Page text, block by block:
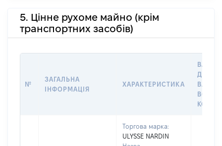
5. Цінне рухоме майно (крім
транспортних засобів)
№
ЗАГАЛЬНА
ІНФОРМАЦІЯ
ХАРАКТЕРИСТИКА
ДАТУ
Торгова марка:
ULYSSE NARDIN